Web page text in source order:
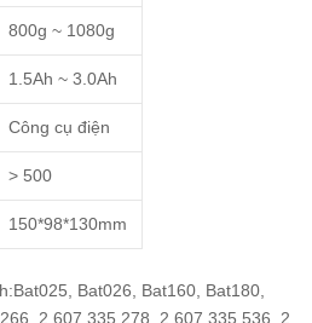
800g ~ 1080g
1.5Ah ~ 3.0Ah
Công cụ điện
> 500
150*98*130mm
Bat025, Bat026, Bat160, Bat180,
2 607 335 278, 2 607 335 536, 2